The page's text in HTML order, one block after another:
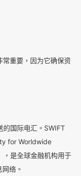
重要，因为它确保资
的国际电汇。SWIFT
for Worldwide
是全球金融机构用于
络。